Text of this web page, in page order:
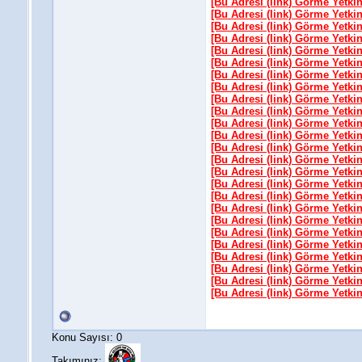
[Bu Adresi (link) Görme
[Bu Adresi (link) Görme
[Bu Adresi (link) Görme
[Bu Adresi (link) Görme
[Bu Adresi (link) Görme
[Bu Adresi (link) Görme
[Bu Adresi (link) Görme
[Bu Adresi (link) Görme
[Bu Adresi (link) Görme
[Bu Adresi (link) Görme
[Bu Adresi (link) Görme
[Bu Adresi (link) Görme
[Bu Adresi (link) Görme
[Bu Adresi (link) Görme
[Bu Adresi (link) Görme
[Bu Adresi (link) Görme
[Bu Adresi (link) Görme
[Bu Adresi (link) Görme
[Bu Adresi (link) Görme
[Bu Adresi (link) Görme
[Bu Adresi (link) Görme
[Bu Adresi (link) Görme
[Bu Adresi (link) Görme
[Bu Adresi (link) Görme
Konu Sayısı: 0